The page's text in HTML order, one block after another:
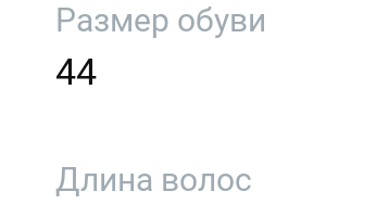
Размер обуви
44
Длина волос